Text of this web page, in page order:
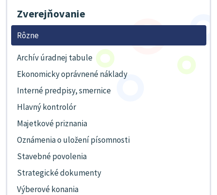
Zverejňovanie
Rôzne
Archív úradnej tabule
Ekonomicky oprávnené náklady
Interné predpisy, smernice
Hlavný kontrolór
Majetkové priznania
Oznámenia o uložení písomnosti
Stavebné povolenia
Strategické dokumenty
Výberové konania